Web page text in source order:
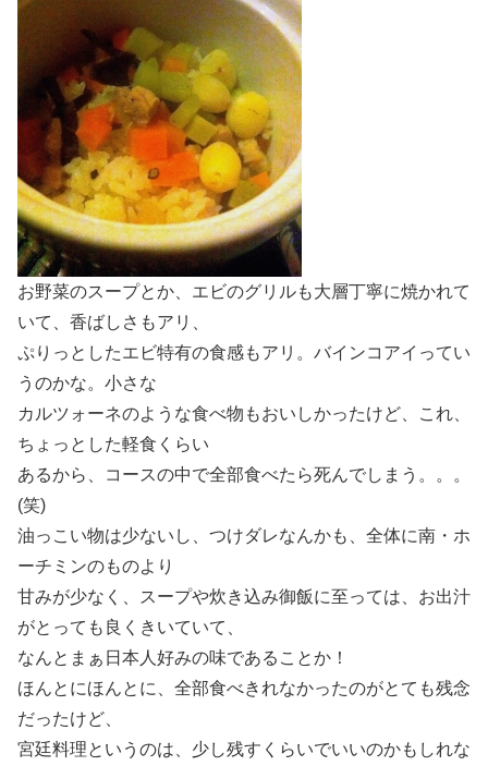
お野菜のスープとか、エビのグリルも大層丁寧に焼かれて
いて、香ばしさもアリ、
ぷりっとしたエビ特有の食感もアリ。バインコアイってい
うのかな。小さな
カルツォーネのような食べ物もおいしかったけど、これ、
ちょっとした軽食くらい
あるから、コースの中で全部食べたら死んでしまう。。。
(笑)
油っこい物は少ないし、つけダレなんかも、全体に南・ホ
ーチミンのものより
甘みが少なく、スープや炊き込み御飯に至っては、お出汁
がとっても良くきいていて、
なんとまぁ日本人好みの味であることか！
ほんとにほんとに、全部食べきれなかったのがとても残念
だったけど、
宮廷料理というのは、少し残すくらいでいいのかもしれな